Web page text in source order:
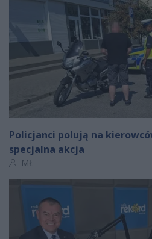
Policjanci polują na
specjalna akcja
Autor artykułu:
MŁ